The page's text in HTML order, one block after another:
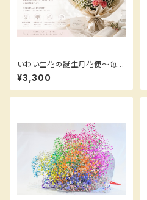
いわい生花の誕生月花便～毎月
届く、季節の花と花言葉～ /花
の定期便
¥3,300